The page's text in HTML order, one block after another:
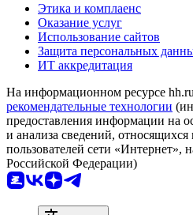
Этика и комплаенс
Оказание услуг
Использование сайтов
Защита персональных
ИТ аккредитация
На информационном ресурсе hh.ru
рекомендательные технологии
предоставления информации на
и анализа сведений,
пользователей сети «Интернет»,
Российской Федерации)